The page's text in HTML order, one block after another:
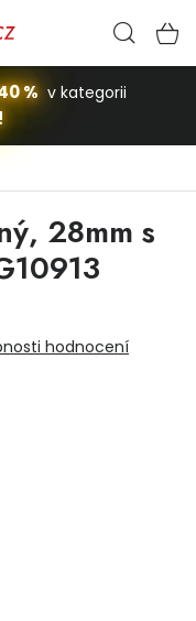
% v kategorii
28mm s
hodnocení